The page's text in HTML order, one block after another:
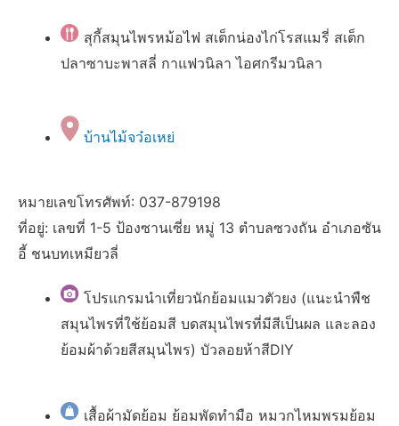
สุกี้สมุนไพรหม้อไฟ สเต็กน่องไก่โรสแมรี่ สเต็ก
ปลาซาบะพาสลี่ กาแฟวนิลา ไอศกรีมวนิลา
บ้านไม้จว๋อเหย่
หมายเลขโทรศัพท์: 037-879198
ที่อยู่: เลขที่ 1-5 ป้องซานเซี่ย หมู่ 13 ตำบลซวงถัน อำเภอซัน
อี้ ชนบทเหมียวลี่
โปรแกรมนำเที่ยวนักย้อมแมวตัวยง (แนะนำพืช
สมุนไพรที่ใช้ย้อมสี บดสมุนไพรที่มีสีเป็นผล และลอง
ย้อมผ้าด้วยสีสมุนไพร) บัวลอยห้าสีDIY
เสื้อผ้ามัดย้อม ย้อมพัดทำมือ หมวกไหมพรมย้อม